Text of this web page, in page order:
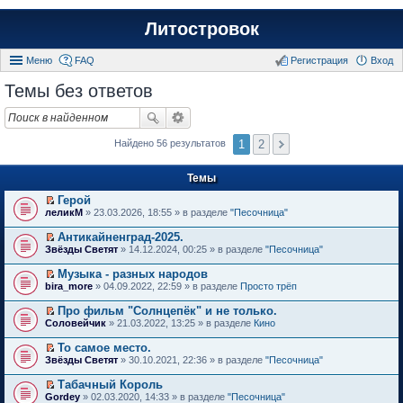
Литостровок
Меню FAQ Вход
Регистрация
Темы без ответов
Найдено 56 результатов 1 2
Темы
П
р
е
й
т
и
к
е
р
в
о
м
у
е
п
Герой
леликМ » 23.03.2026, 18:55 » в разделе "Песочница"
П
р
е
й
т
и
к
е
р
в
о
м
у
Антикайненград-2025.
Звёзды Светят » 14.12.2024, 00:25 » в разделе "Песочница"
П
р
е
й
т
и
к
е
Музыка - разных народов
bira_more » 04.09.2022, 22:59 » в разделе Просто трёп
П
р
й
т
и
к
Про фильм "Солнцепёк" и не только.
Соловейчик » 21.03.2022, 13:25 » в разделе Кино
П
р
й
То самое место.
Звёзды Светят » 30.10.2021, 22:36 » в разделе "Песочница"
П
Табачный Король
Gordey » 02.03.2020, 14:33 » в разделе "Песочница"